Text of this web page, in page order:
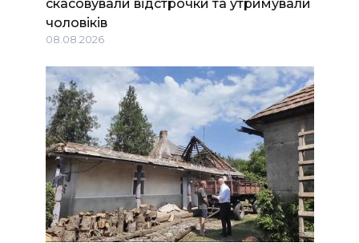
скасовували відстрочки та утримували
чоловіків
08.08.2026